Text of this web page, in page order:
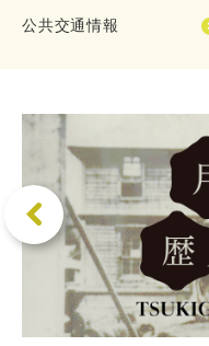
公共交通情報